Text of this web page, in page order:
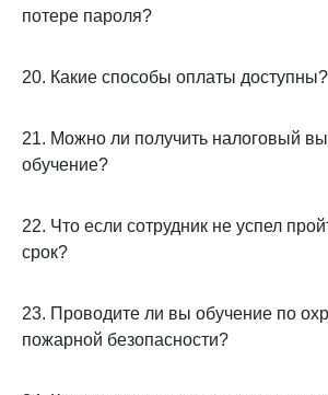
потере пароля?
20. Какие способы оплаты доступны?
21. Можно ли получить налоговый
обучение?
22. Что если сотрудник не успел
срок?
23. Проводите ли вы обучение по
пожарной безопасности?